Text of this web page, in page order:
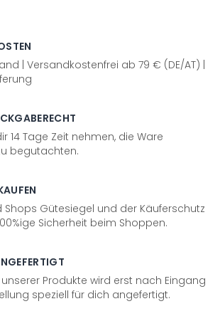
| Versandkostenfrei ab 79 € (DE/AT) |
14 Tage Zeit nehmen, die Ware
begutachten.
Shops Gütesiegel und der Käuferschutz
Sicherheit beim Shoppen.
unserer Produkte wird erst nach Eingang
speziell für dich angefertigt.